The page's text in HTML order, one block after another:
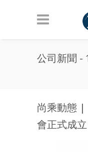
公司新聞 -
尚乘動態 |
會正式成立